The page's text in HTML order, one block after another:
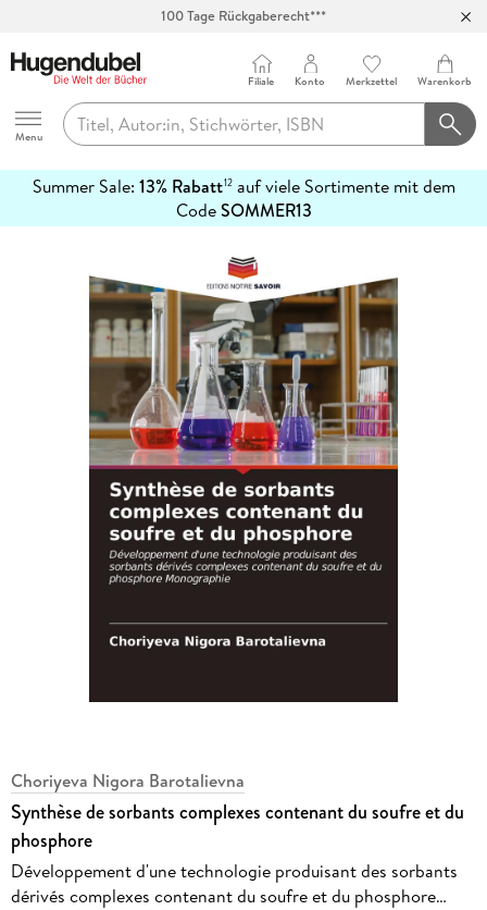
Hugendubel
Menu
Filiale Konto Merkzettel Warenkorb
Summer Sale: 13% Rabatt12auf viele Sortimente mit dem
CodeSOMMER13
erfahren
Choriyeva Nigora Barotalievna
Synthèse de sorbants complexes contenant du soufre et du
phosphore
Développement d'une technologie produisant des sorbants
dérivés complexes contenant du soufre et du phosphore